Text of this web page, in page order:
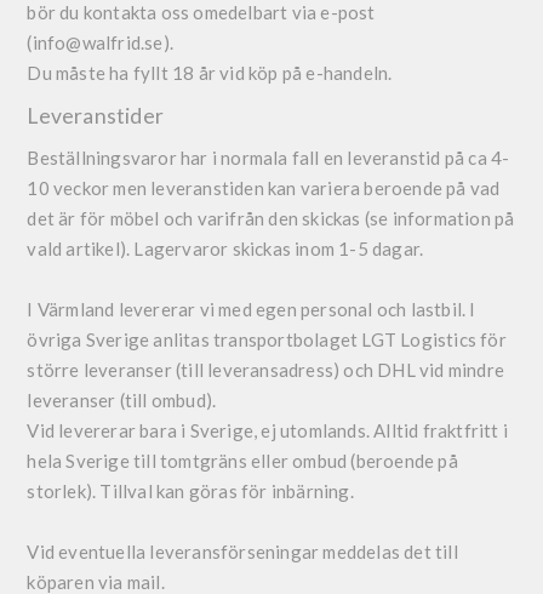
bör du kontakta oss omedelbart via e-post
(info@walfrid.se).
Du måste ha fyllt 18 år vid köp på e-handeln.
Leveranstider
Beställningsvaror har i normala fall en leveranstid på ca 4-
10 veckor men leveranstiden kan variera beroende på vad
det är för möbel och varifrån den skickas (se information på
vald artikel). Lagervaror skickas inom 1-5 dagar.
I Värmland levererar vi med egen personal och lastbil. I
övriga Sverige anlitas transportbolaget LGT Logistics för
större leveranser (till leveransadress) och DHL vid mindre
leveranser (till ombud).
Vid levererar bara i Sverige, ej utomlands. Alltid fraktfritt i
hela Sverige till tomtgräns eller ombud (beroende på
storlek). Tillval kan göras för inbärning.
Vid eventuella leveransförseningar meddelas det till
köparen via mail.